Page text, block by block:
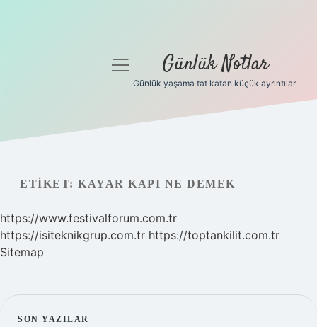
Gizlilik Politikası
menüyü
Günlük Notlar
Günlük yaşama tat katan küçük ayrıntılar.
ETIKET: KAYAR KAPI NE DEMEK
https://www.festivalforum.com.tr
https://isiteknikgrup.com.tr https://toptankilit.com.tr
Sitemap
SON YAZILAR